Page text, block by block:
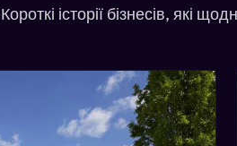
Короткі історії бізнесів, які